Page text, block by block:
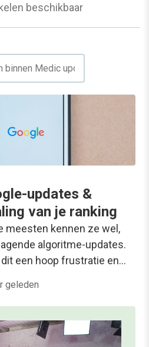
beschikbaar
updates &
van je ranking
meesten kennen ze wel,
algoritme-updates.
een hoop frustratie en…
geleden